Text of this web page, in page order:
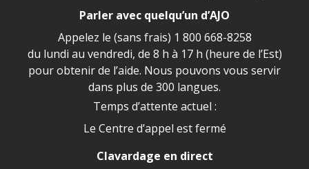
Parler avec quelqu’un d’AJO
Appelez le (sans frais) 1 800 668-8258
du lundi au vendredi, de 8 h à 17 h (heure de l’Est)
pour obtenir de l’aide. Nous pouvons vous servir
dans plus de 300 langues.
Temps d’attente actuel :
Le Centre d’appel est fermé
Clavardage en direct